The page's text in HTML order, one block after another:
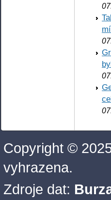
Copyright ©
vyhrazena.
Zdroje dat: